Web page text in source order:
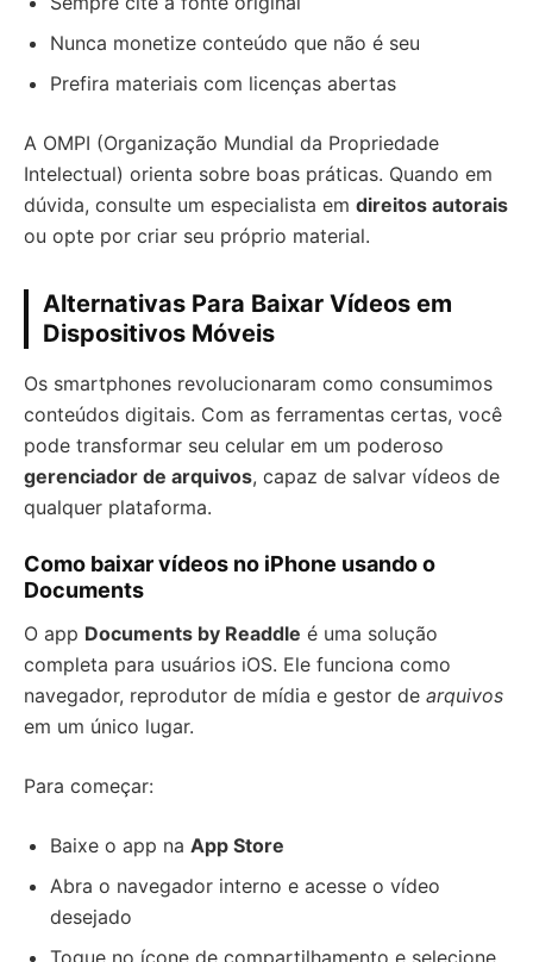
Nunca monetize conteúdo que não é seu
Prefira materiais com licenças abertas
A OMPI (Organização Mundial da Propriedade
Intelectual) orienta sobre boas práticas. Quando em
dúvida, consulte um especialista em direitos autorais
ou opte por criar seu próprio material.
Alternativas Para Baixar Vídeos em
Dispositivos Móveis
Os smartphones revolucionaram como consumimos
conteúdos digitais. Com as ferramentas certas, você
pode transformar seu celular em um poderoso
gerenciador de arquivos, capaz de salvar vídeos de
qualquer plataforma.
Como baixar vídeos no iPhone usando o
Documents
O app Documents by Readdle é uma solução
completa para usuários iOS. Ele funciona como
navegador, reprodutor de mídia e gestor de arquivos
em um único lugar.
Para começar:
Baixe o app na App Store
Abra o navegador interno e acesse o vídeo
desejado